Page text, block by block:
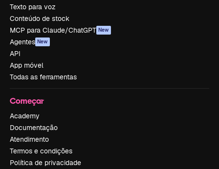
Texto para voz
Conteúdo de stock
MCP para Claude/ChatGPT New
Agentes New
API
App móvel
Todas as ferramentas
Começar
Academy
Documentação
Atendimento
Termos e condições
Política de privacidade